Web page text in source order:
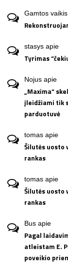
Gamtos vaikis
stasys apie
Tyrimas
Nojus apie
„Maxima“
įleidžiami tik
parduotuvė
tomas apie
Šilutės uosto
rankas
tomas apie
Šilutės uosto
rankas
Bus apie
Pagal
atleistam E.
poveikio